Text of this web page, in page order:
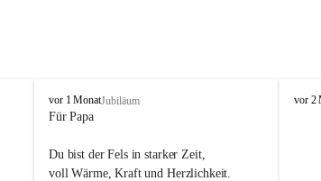
O
s
i
vor 1 MonatJubiläum
Für Papa
Du bist der Fels in starker Zeit,
voll Wärme, Kraft und Herzlichkeit.
O
vor 2